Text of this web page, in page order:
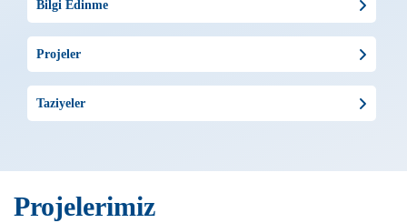
Bilgi Edinme
Projeler
Taziyeler
Projelerimiz